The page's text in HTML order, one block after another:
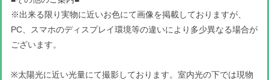
※出来る限り実物に近いお色にて画像を掲載しておりますが、
PC、スマホのディスプレイ環境等の違いにより多少異なる場合が
ございます。
※太陽光に近い光量にて撮影しております。室内光の下では現物